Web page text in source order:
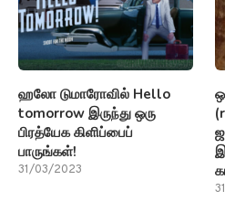
ஹலோ டுமாரோவில் Hello
tomorrow இருந்து ஒரு
பிரத்யேக கிளிப்பைப்
பாருங்கள்!
31/03/2023